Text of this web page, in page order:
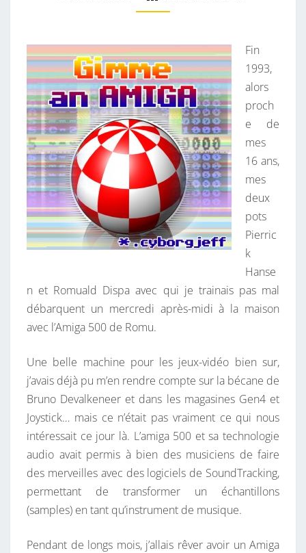
E
N
A
M
I
G
A
Fin
1993,
alors
proch
e de
mes
16 ans,
mes
deux
pots
Pierric
k
Hanse
n et Romuald Dispa avec qui je trainais pas mal
débarquent un mercredi après-midi à la maison
avec l’Amiga 500 de Romu.
Une belle machine pour les jeux-vidéo bien sur,
j’avais déjà pu m’en rendre compte sur la bécane de
Bruno Devalkeneer et dans les magasines Gen4 et
Joystick… mais ce n’était pas vraiment ce qui nous
intéressait ce jour là. L’amiga 500 et sa technologie
audio avait permis à bien des musiciens de faire
des merveilles avec des logiciels de SoundTracking,
permettant de transformer un échantillons
(samples) en tant qu’instrument de musique.
Pendant de longs mois, j’allais rêver avoir un Amiga